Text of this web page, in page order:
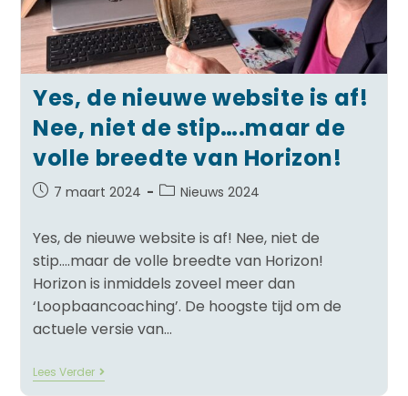
Yes, de nieuwe website is af!
Nee, niet de stip….maar de
volle breedte van Horizon!
7 maart 2024 Nieuws 2024
Yes, de nieuwe website is af! Nee, niet de
stip….maar de volle breedte van Horizon!
Horizon is inmiddels zoveel meer dan
‘Loopbaancoaching’. De hoogste tijd om de
actuele versie van…
Lees Verder